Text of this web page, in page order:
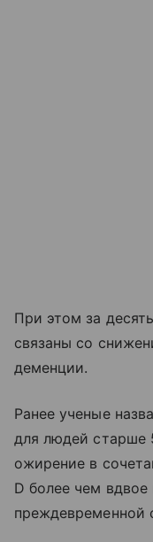
При этом за
связаны со
деменции.
Ранее ученые
для людей старше
ожирение в
D более чем
преждевременной